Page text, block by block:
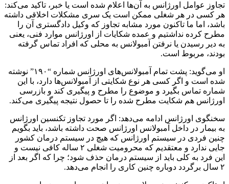
تجاوز عوامل اورژانس به آن‌ها اعلام شده است یا خبر، تاکید می‌کند:
هر کسی در هر شغلی ممکن است یک سری مشکلات اخلاقی داشته
باشد، اما ما تاکنون مورد مشابه تجاوز که وکیل دادگستری آن را
مطرح کرده نداشتیم و عمده شکایات از اورژانس موارد فنی، یعنی
به دیر رسیدن یا نرفتن آمبولانس به محلی که افراد تماس گرفته
بودند، مربوط است.
او می‌گوید: پشت تمام آمبولانس‌های اورژانس شماره “۱۹۰” نوشته
شده است و اگر کسی هر نوع شکایتی از آمبولانس‌ها دارد، با این
شماره تماس بگیرد و موضوع را مطرح و پیگیری کند و بازرسی
اورژانس هم شکایت مطرح شده را تا حصول نتیجه پیگیری می‌کند.
سخنگوی اورژانس ادامه می‌دهد: اگر مورد تجاوز تکنسین اورژانس
به بیمار در داخل آمبولانس اورژانس صحت داشته باشد، باید بگویم
چنین فردی در سیستم اورژانس که هیچ در سیستم درمان کشور
جایی ندارد و معتقدیم که محرومیت شغلی ۲ ساله کافی نیست و
این فرد به کلی باید از سیستم درمان حذف شود؛ چرا که اگر بعد از
۲ سال برگردد دوباره چنین کاری را انجام می‌دهد.